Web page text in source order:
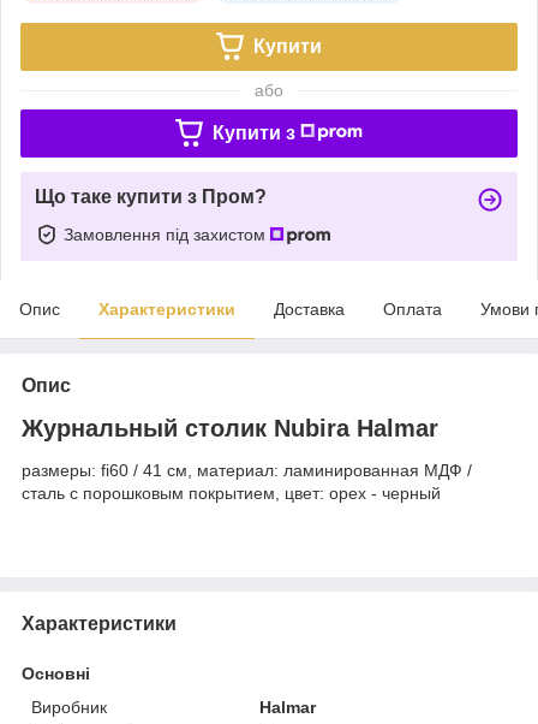
Купити
або
Купити з
Що таке купити з Пром?
Замовлення під захистом
Опис Характеристики Доставка Оплата Умови
Опис
Журнальный столик Nubira Halmar
размеры: fi60 / 41 см, материал: ламинированная МДФ /
сталь с порошковым покрытием, цвет: орех - черный
Характеристики
Основні
Виробник
Halmar